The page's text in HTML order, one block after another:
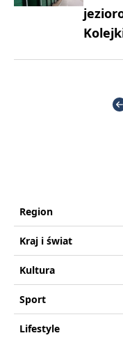
Region
Kraj i świat
Kultura
Sport
Lifestyle